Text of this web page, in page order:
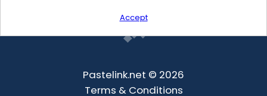
Accept
Pastelink.net © 2026
Terms & Conditions